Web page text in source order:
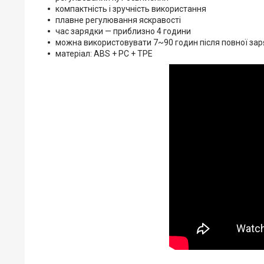
компактність і зручність використання
плавне регулювання яскравості
час зарядки — приблизно 4 години
можна використовувати 7~90 годин після повної
матеріал: ABS + PC + TPE